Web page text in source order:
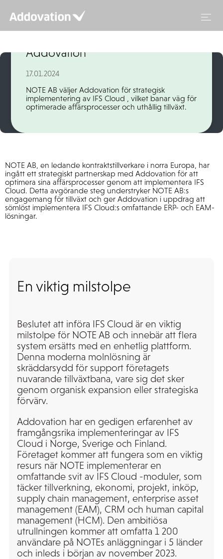
innehåll
Addovation
17.01.2024
NOTE AB väljer Addovation för strategisk
implementering av IFS Cloud , vilket banar väg för
optimerade affärsprocesser och uthållig tillväxt.
NOTE AB, en ledande kontraktstillverkare i norra Europa, har
ingått ett strategiskt partnerskap med Addovation för att
optimera sina affärsprocesser genom att implementera IFS
Cloud. Detta avgörande steg understryker NOTE AB:s
engagemang för tillväxt och ger Addovation i uppdrag att
sömlöst implementera IFS Cloud:s omfattande ERP- och EAM-
lösningar.
En viktig milstolpe
Beslutet att införa IFS Cloud är en viktig
milstolpe för NOTE AB och innebär att flera
system ersätts med en enhetlig plattform.
Denna moderna molnlösning är
skräddarsydd för support företagets
nuvarande tillväxtbana, vare sig det sker
genom organisk expansion eller strategiska
förvärv.
Addovation har en gedigen erfarenhet av
framgångsrika implementeringar av IFS
Cloud i Norge, Sverige och Finland.
Företaget kommer att fungera som en viktig
resurs när NOTE implementerar en
omfattande svit av IFS Cloud -moduler, som
täcker tillverkning, ekonomi, projekt, inköp,
supply chain management, enterprise asset
management (EAM), CRM och human capital
management (HCM). Den ambitiösa
utrullningen kommer att omfatta 1 200
användare på NOTEs anläggningar i 5 länder
och inleds i början av november 2023.